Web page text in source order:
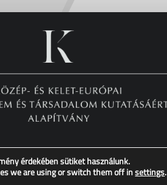
Század Intézet – Minden jog fenntartva!
érdekében sütiket használunk.
we are using or switch them off insettings.